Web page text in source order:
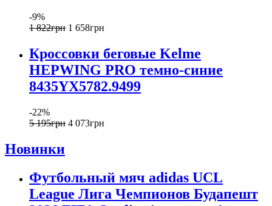
-9%
1 822грн 1 658грн
Кроссовки беговые Kelme
HEPWING PRO темно-синие
8435YX5782.9499
-22%
5 195грн 4 073грн
Новинки
Футбольный мяч adidas UCL
League Лига Чемпионов Будапешт